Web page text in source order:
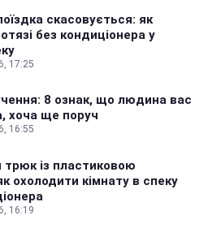
скасовується: як
без кондиціонера у
17:25
8 ознак, що людина вас
хоча ще поруч
16:55
трюк із пластиковою
охолодити кімнату в спеку
16:19